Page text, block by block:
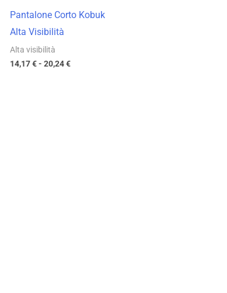
Pantalone Corto Kobuk
Alta Visibilità
Alta visibilità
14,17€- 20,24€